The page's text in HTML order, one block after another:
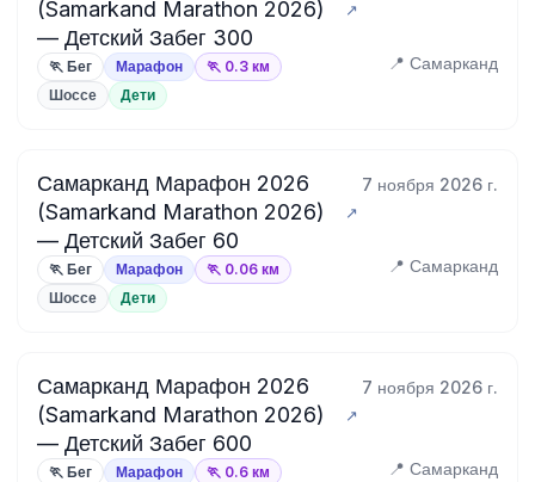
(Samarkand Marathon 2026)
— Детский Забег 300
🏃 Бег Марафон 🏃 0.3 км 📍 Самарканд
Шоссе Дети
Самарканд Марафон 2026
(Samarkand Marathon 2026)
— Детский Забег 60
7 ноября 2026 г.
🏃 Бег Марафон 🏃 0.06 км 📍 Самарканд
Шоссе Дети
Самарканд Марафон 2026
(Samarkand Marathon 2026)
— Детский Забег 600
7 ноября 2026 г.
🏃 Бег Марафон 🏃 0.6 км 📍 Самарканд